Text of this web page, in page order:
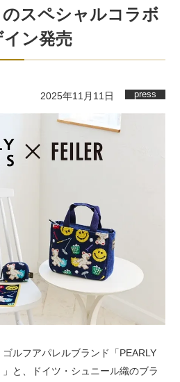
スペシャルコラボ
ン発売
2025年11月11日 press
ルフアパレルブランド「PEARLY
と、ドイツ・シュニール織のブラ